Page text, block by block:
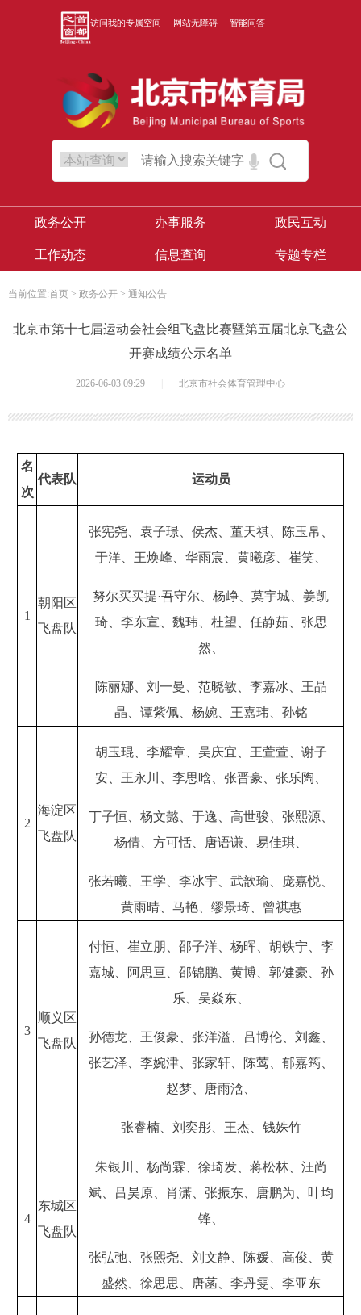
访问我的专属空间 网站无障碍 智能问答
政务公开 办事服务 政民互动
工作动态 信息查询 专题专栏
当前位置:首页 > 政务公开 > 通知公告
北京市第十七届运动会社会组飞盘比赛暨第五届北京飞盘公
开赛成绩公示名单
2026-06-03 09:29 北京市社会体育管理中心
名
次
代表队 运动员
1
朝阳区
飞盘队
张宪尧、袁子璟、侯杰、董天祺、陈玉帛、
于洋、王焕峰、华雨宸、黄曦彦、崔笑、
努尔买买提·吾守尔、杨峥、莫宇城、姜凯
琦、李东宣、魏玮、杜望、任静茹、张思
然、
陈丽娜、刘一曼、范晓敏、李嘉冰、王晶
晶、谭紫佩、杨婉、王嘉玮、孙铭
2
海淀区
飞盘队
胡玉琨、李耀章、吴庆宜、王萱萱、谢子
安、王永川、李思晗、张晋豪、张乐陶、
丁子恒、杨文懿、于逸、高世骏、张熙源、
杨倩、方可恬、唐语谦、易佳琪、
张若曦、王学、李冰宇、武歆瑜、庞嘉悦、
黄雨晴、马艳、缪景琦、曾祺惠
3
顺义区
飞盘队
付恒、崔立朋、邵子洋、杨晖、胡铁宁、李
嘉城、阿思亘、邵锦鹏、黄博、郭健豪、孙
乐、吴焱东、
孙德龙、王俊豪、张洋溢、吕博伦、刘鑫、
张艺泽、李婉津、张家轩、陈莺、郁嘉筠、
赵梦、唐雨浛、
张睿楠、刘奕彤、王杰、钱姝竹
4
东城区
飞盘队
朱银川、杨尚霖、徐琦发、蒋松林、汪尚
斌、吕昊原、肖潇、张振东、唐鹏为、叶均
锋、
张弘弛、张熙尧、刘文静、陈媛、高俊、黄
盛然、徐思思、唐菡、李丹雯、李亚东